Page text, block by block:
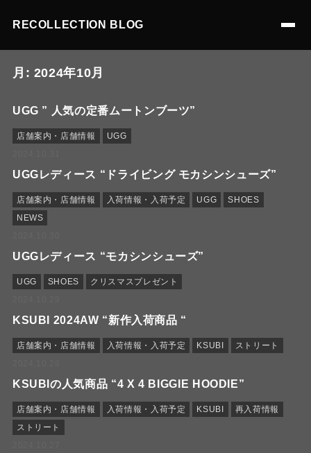
RECOLLECTION BLOG
月: 2024年10月
UGG ” 人気の定番ムートンブーツ”
店舗案内・店舗情報
UGG
UGGレディース “ドライビング モカシンシューズ”
店舗案内・店舗情報 入荷情報・入荷予定 UGG
SHOES
NEWS
UGGレディース “モカシンシューズ”
UGG SHOES
クリスマスプレゼント
KSUBI 2024AW “新作入荷商品 “
店舗案内・店舗情報 入荷情報・入荷予定 KSUBI
ストリート
KSUBIの人気商品 “4 X 4 BIGGIE HOODIE”
店舗案内・店舗情報 入荷情報・入荷予定 KSUBI
再入荷情報
ストリート